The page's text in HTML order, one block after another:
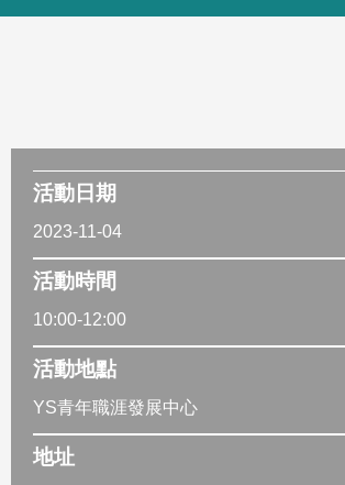
活動日期
2023-11-04
活動時間
10:00-12:00
活動地點
YS青年職涯發展中心
地址